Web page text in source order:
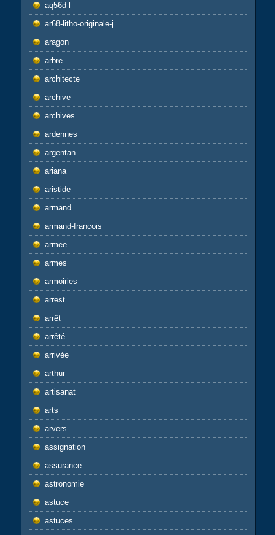
aq56d-l
ar68-litho-originale-j
aragon
arbre
architecte
archive
archives
ardennes
argentan
ariana
aristide
armand
armand-francois
armee
armes
armoiries
arrest
arrêt
arrêté
arrivée
arthur
artisanat
arts
arvers
assignation
assurance
astronomie
astuce
astuces